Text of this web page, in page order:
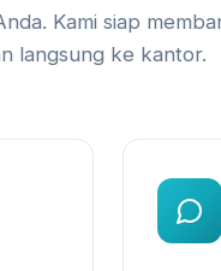
Kami siap
langsung ke kantor.